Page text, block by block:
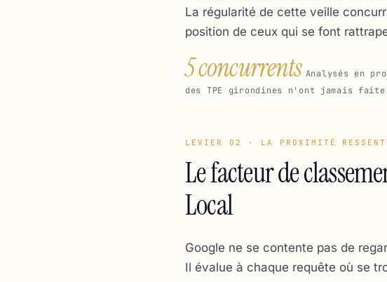
La régularité de cette veille
position de ceux qui se font
5 concurrents Analysés en
des TPE girondines n'ont jamais faite
LEVIER 02 · LA PROXIMITÉ
Le facteur de
Local
Google ne se contente pas de
Il évalue à chaque requête où se